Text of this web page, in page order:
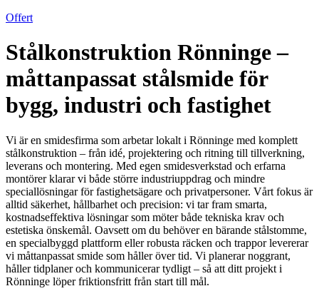
Offert
Stålkonstruktion Rönninge –
måttanpassat stålsmide för
bygg, industri och fastighet
Vi är en smidesfirma som arbetar lokalt i Rönninge med komplett
stålkonstruktion – från idé, projektering och ritning till tillverkning,
leverans och montering. Med egen smidesverkstad och erfarna
montörer klarar vi både större industriuppdrag och mindre
speciallösningar för fastighetsägare och privatpersoner. Vårt fokus är
alltid säkerhet, hållbarhet och precision: vi tar fram smarta,
kostnadseffektiva lösningar som möter både tekniska krav och
estetiska önskemål. Oavsett om du behöver en bärande stålstomme,
en specialbyggd plattform eller robusta räcken och trappor levererar
vi måttanpassat smide som håller över tid. Vi planerar noggrant,
håller tidplaner och kommunicerar tydligt – så att ditt projekt i
Rönninge löper friktionsfritt från start till mål.